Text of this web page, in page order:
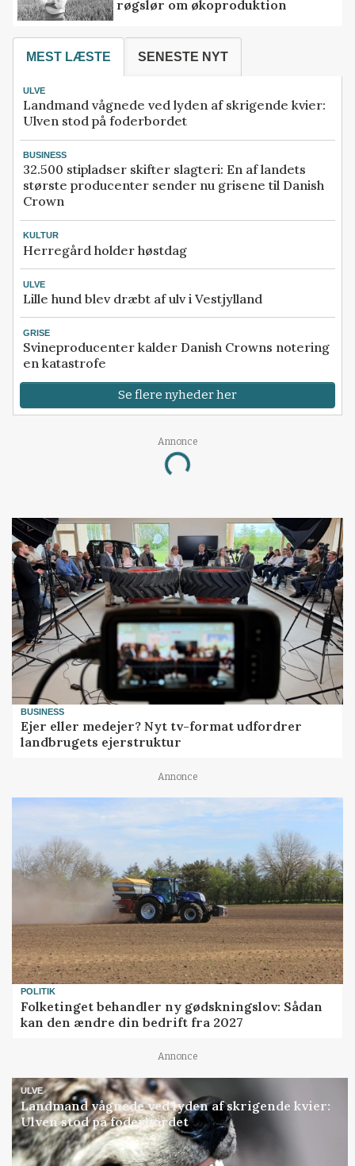
røgslør om økoproduktion
MEST LÆSTE SENESTE NYT
ULVE
Landmand vågnede ved lyden af skrigende kvier:
Ulven stod på foderbordet
BUSINESS
32.500 stipladser skifter slagteri: En af landets
største producenter sender nu grisene til Danish
Crown
KULTUR
Herregård holder høstdag
ULVE
Lille hund blev dræbt af ulv i Vestjylland
GRISE
Svineproducenter kalder Danish Crowns notering
en katastrofe
Se flere nyheder her
Annonce
Loading...
BUSINESS
Ejer eller medejer? Nyt tv-format udfordrer
landbrugets ejerstruktur
Annonce
POLITIK
Folketinget behandler ny gødskningslov: Sådan
kan den ændre din bedrift fra 2027
Annonce
ULVE
Landmand vågnede ved lyden af skrigende kvier:
Ulven stod på foderbordet
Annonce